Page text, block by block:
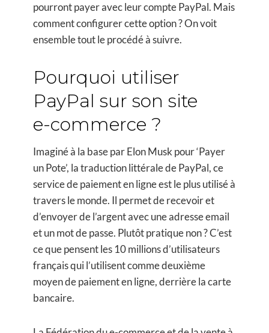
pourront payer avec leur compte PayPal. Mais
comment configurer cette option ? On voit
ensemble tout le procédé à suivre.
Pourquoi utiliser
PayPal sur son site
e-commerce ?
Imaginé à la base par Elon Musk pour ‘Payer
un Pote’, la traduction littérale de PayPal, ce
service de paiement en ligne est le plus utilisé à
travers le monde. Il permet de recevoir et
d’envoyer de l’argent avec une adresse email
et un mot de passe. Plutôt pratique non ? C’est
ce que pensent les 10 millions d’utilisateurs
français qui l’utilisent comme deuxième
moyen de paiement en ligne, derrière la carte
bancaire.